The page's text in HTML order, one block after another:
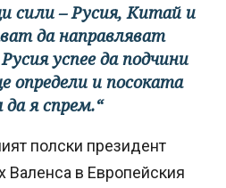
сили – Русия, Китай и
да направляват
успее да подчини
определи и посоката
да я спрем.“
полски президент
Валенса в Европейския